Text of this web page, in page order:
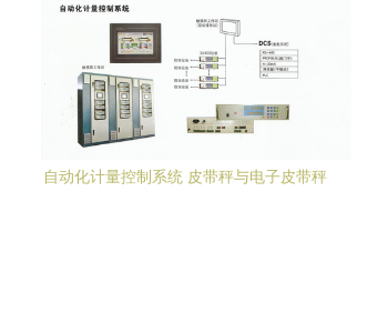
自动化计量控制系统 皮带秤与电子皮带秤